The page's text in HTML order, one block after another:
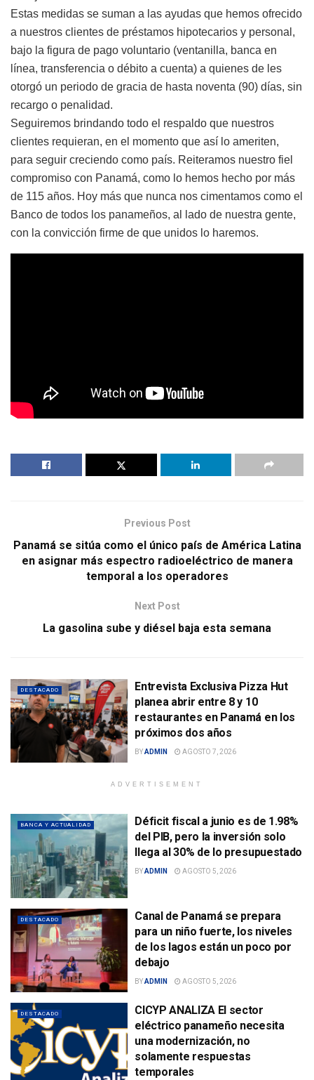
Estas medidas se suman a las ayudas que hemos ofrecido
a nuestros clientes de préstamos hipotecarios y personal,
bajo la figura de pago voluntario (ventanilla, banca en
línea, transferencia o débito a cuenta) a quienes de les
otorgó un periodo de gracia de hasta noventa (90) días, sin
recargo o penalidad.
Seguiremos brindando todo el respaldo que nuestros
clientes requieran, en el momento que así lo ameriten,
para seguir creciendo como país. Reiteramos nuestro fiel
compromiso con Panamá, como lo hemos hecho por más
de 115 años. Hoy más que nunca nos cimentamos como el
Banco de todos los panameños, al lado de nuestra gente,
con la convicción firme de que unidos lo haremos.
Previous Post
Panamá se sitúa como el único país de América Latina
en asignar más espectro radioeléctrico de manera
temporal a los operadores
Next Post
La gasolina sube y diésel baja esta semana
DESTACADO
Entrevista Exclusiva Pizza Hut
planea abrir entre 8 y 10
restaurantes en Panamá en los
próximos dos años
BYADMIN AGOSTO 7, 2026
ADVERTISEMENT
BANCA Y ACTUALIDAD
Déficit fiscal a junio es de 1.98%
del PIB, pero la inversión solo
llega al 30% de lo presupuestado
BYADMIN AGOSTO 5, 2026
DESTACADO
Canal de Panamá se prepara
para un niño fuerte, los niveles
de los lagos están un poco por
debajo
BYADMIN AGOSTO 5, 2026
DESTACADO
CICYP ANALIZA El sector
eléctrico panameño necesita
una modernización, no
solamente respuestas
temporales